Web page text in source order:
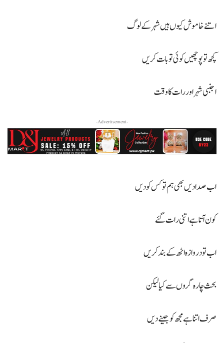
اتنے خاموش کیوں ہیں شہر کے لوگ
کچھ تو پوچھیں کوئی تو بات کریں
اجنبی شہر اور رات کا وقت
-Advertisement-
اب صدا دیں بھی ہم تو کس کو دیں
کون آتا ہے اتنی رات گئے
اب تو دروازہ اٹھ کے بند کریں
بحث چارہ گروں سے کیا لیکن
صرف اتنا ہے مجھ کو جینے دیں